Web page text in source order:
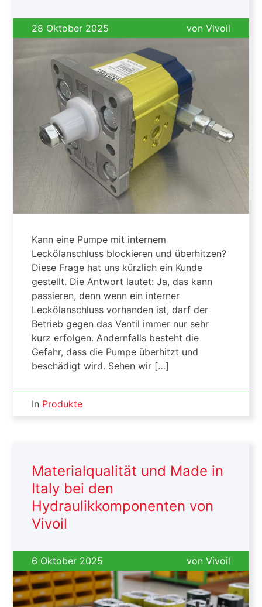
28 Oktober 2025 von Vivoil
Kann eine Pumpe mit internem
Leckölanschluss blockieren und überhitzen?
Diese Frage hat uns kürzlich ein Kunde
gestellt. Die Antwort lautet: Ja, das kann
passieren, denn wenn ein interner
Leckölanschluss vorhanden ist, darf der
Betrieb gegen das Ventil immer nur sehr
kurz erfolgen. Andernfalls besteht die
Gefahr, dass die Pumpe überhitzt und
beschädigt wird. Sehen wir […]
In Produkte
Materialqualität und Made in
Italy bei den
Hydraulikkomponenten von
Vivoil
6 Oktober 2025 von Vivoil